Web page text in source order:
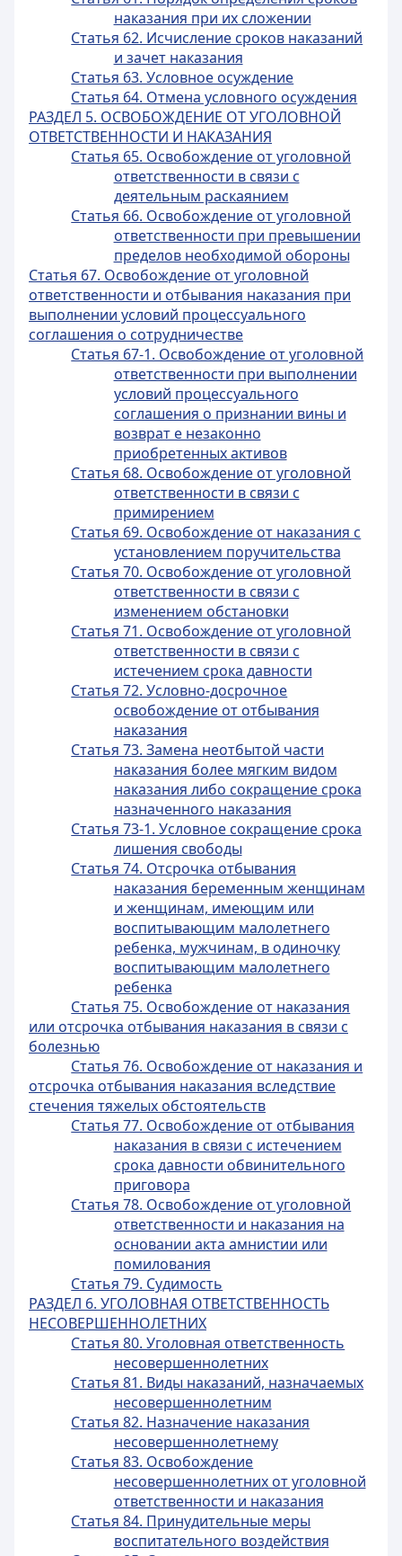
наказания при их сложении
Статья 62. Исчисление сроков наказаний
и зачет наказания
Статья 63. Условное осуждение
Статья 64. Отмена условного осуждения
РАЗДЕЛ 5. ОСВОБОЖДЕНИЕ ОТ УГОЛОВНОЙ
ОТВЕТСТВЕННОСТИ И НАКАЗАНИЯ
Статья 65. Освобождение от уголовной
ответственности в связи с
деятельным раскаянием
Статья 66. Освобождение от уголовной
ответственности при превышении
пределов необходимой обороны
Статья 67. Освобождение от уголовной
ответственности и отбывания наказания при
выполнении условий процессуального
соглашения о сотрудничестве
Статья 67-1. Освобождение от уголовной
ответственности при выполнении
условий процессуального
соглашения о признании вины и
возврат е незаконно
приобретенных активов
Статья 68. Освобождение от уголовной
ответственности в связи с
примирением
Статья 69. Освобождение от наказания с
установлением поручительства
Статья 70. Освобождение от уголовной
ответственности в связи с
изменением обстановки
Статья 71. Освобождение от уголовной
ответственности в связи с
истечением срока давности
Статья 72. Условно-досрочное
освобождение от отбывания
наказания
Статья 73. Замена неотбытой части
наказания более мягким видом
наказания либо сокращение срока
назначенного наказания
Статья 73-1. Условное сокращение срока
лишения свободы
Статья 74. Отсрочка отбывания
наказания беременным женщинам
и женщинам, имеющим или
воспитывающим малолетнего
ребенка, мужчинам, в одиночку
воспитывающим малолетнего
ребенка
Статья 75. Освобождение от наказания
или отсрочка отбывания наказания в связи с
болезнью
Статья 76. Освобождение от наказания и
отсрочка отбывания наказания вследствие
стечения тяжелых обстоятельств
Статья 77. Освобождение от отбывания
наказания в связи с истечением
срока давности обвинительного
приговора
Статья 78. Освобождение от уголовной
ответственности и наказания на
основании акта амнистии или
помилования
Статья 79. Судимость
РАЗДЕЛ 6. УГОЛОВНАЯ ОТВЕТСТВЕННОСТЬ
НЕСОВЕРШЕННОЛЕТНИХ
Статья 80. Уголовная ответственность
несовершеннолетних
Статья 81. Виды наказаний, назначаемых
несовершеннолетним
Статья 82. Назначение наказания
несовершеннолетнему
Статья 83. Освобождение
несовершеннолетних от уголовной
ответственности и наказания
Статья 84. Принудительные меры
воспитательного воздействия